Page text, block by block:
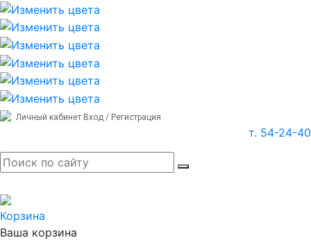
Личный кабинет Вход / Регистрация
т. 54-24-40
Корзина
Ваша корзина